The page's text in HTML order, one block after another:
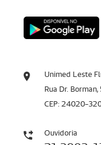
Unimed Leste
Rua Dr.
CEP: 24020-
Ouvidoria